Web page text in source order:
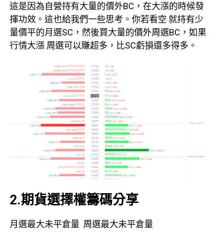
這是因為自營持有大量的價外BC，在大漲的時候發
揮功效。這也給我們一些思考。你若看空 就持有少
量價平的月選SC，然後買大量的價外周選BC，如果
行情大漲 周選可以賺超多，比SC虧損還多得多。
2.期貨選擇權籌碼分享
月選最大未平倉量 周選最大未平倉量